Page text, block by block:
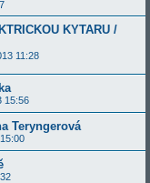
KYTARU /
11:28
15:56
Teryngerová